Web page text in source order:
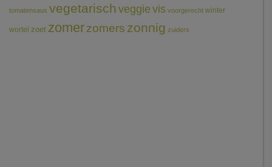
tomatensaus vegetarischveggie vis voorgerecht winter
wortel zoet zomerzomers zonnig zuiders